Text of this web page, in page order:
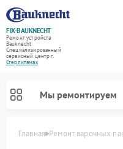
FIX-BAUKNECHT
Ремонт устройств
Bauknecht
Специализированный
cервисный центр г.
Стерлитамак
Мы ремонтируем
Главная Ремонт варочных